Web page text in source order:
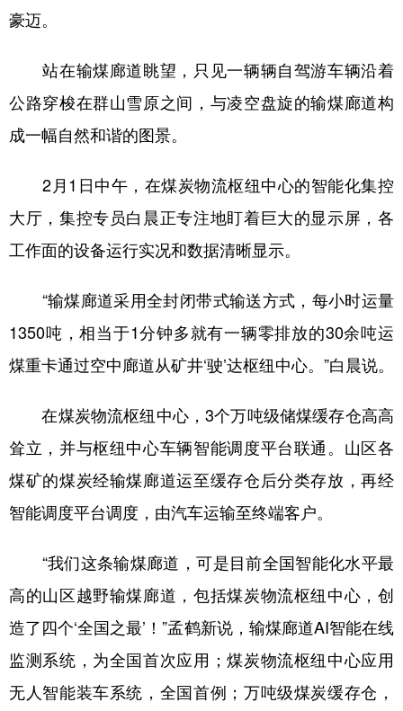
豪迈。
站在输煤廊道眺望，只见一辆辆自驾游车辆沿着
公路穿梭在群山雪原之间，与凌空盘旋的输煤廊道构
成一幅自然和谐的图景。
2月1日中午，在煤炭物流枢纽中心的智能化集控
大厅，集控专员白晨正专注地盯着巨大的显示屏，各
工作面的设备运行实况和数据清晰显示。
“输煤廊道采用全封闭带式输送方式，每小时运量
1350吨，相当于1分钟多就有一辆零排放的30余吨运
煤重卡通过空中廊道从矿井‘驶’达枢纽中心。”白晨说。
在煤炭物流枢纽中心，3个万吨级储煤缓存仓高高
耸立，并与枢纽中心车辆智能调度平台联通。山区各
煤矿的煤炭经输煤廊道运至缓存仓后分类存放，再经
智能调度平台调度，由汽车运输至终端客户。
“我们这条输煤廊道，可是目前全国智能化水平最
高的山区越野输煤廊道，包括煤炭物流枢纽中心，创
造了四个‘全国之最’！”孟鹤新说，输煤廊道AI智能在线
监测系统，为全国首次应用；煤炭物流枢纽中心应用
无人智能装车系统，全国首例；万吨级煤炭缓存仓，